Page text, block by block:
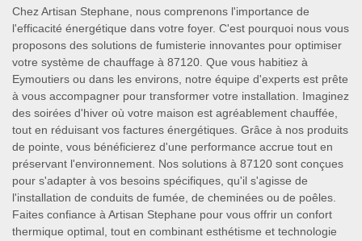
Chez Artisan Stephane, nous comprenons l'importance de
l'efficacité énergétique dans votre foyer. C'est pourquoi nous vous
proposons des solutions de fumisterie innovantes pour optimiser
votre système de chauffage à 87120. Que vous habitiez à
Eymoutiers ou dans les environs, notre équipe d'experts est prête
à vous accompagner pour transformer votre installation. Imaginez
des soirées d'hiver où votre maison est agréablement chauffée,
tout en réduisant vos factures énergétiques. Grâce à nos produits
de pointe, vous bénéficierez d'une performance accrue tout en
préservant l'environnement. Nos solutions à 87120 sont conçues
pour s'adapter à vos besoins spécifiques, qu'il s'agisse de
l'installation de conduits de fumée, de cheminées ou de poêles.
Faites confiance à Artisan Stephane pour vous offrir un confort
thermique optimal, tout en combinant esthétisme et technologie